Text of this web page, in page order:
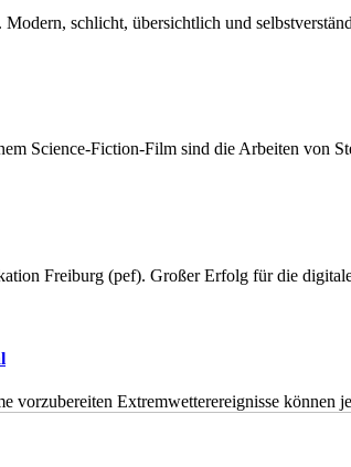
Modern, schlicht, übersichtlich und
Science-Fiction-Film sind die Arbeiten von
Freiburg (pef). Großer Erfolg für die
vorzubereiten Extremwetterereignisse